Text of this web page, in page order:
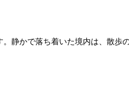
静かで落ち着いた境内は、散歩